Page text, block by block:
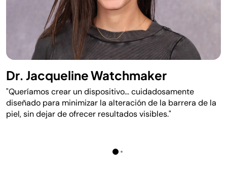
Dr. Jacqueline Watchmaker
"Queríamos crear un dispositivo... cuidadosamente
diseñado para minimizar la alteración de la barrera de la
piel, sin dejar de ofrecer resultados visibles."